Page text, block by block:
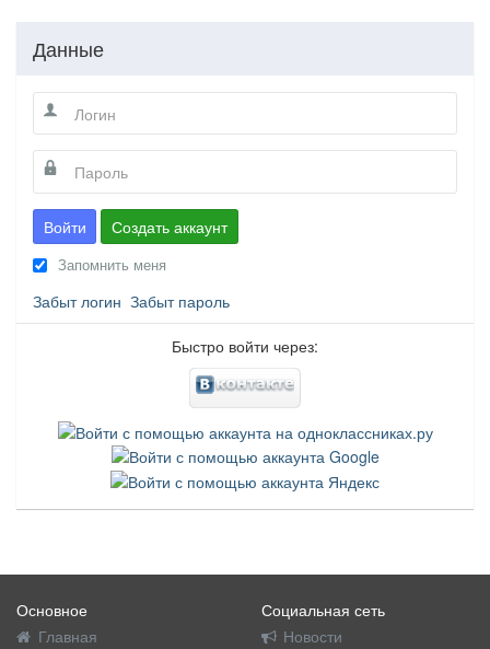
Данные
Войти Создать аккаунт
Запомнить меня
Забыт логин Забыт пароль
Быстро войти через:
Основное
Главная
Социальная сеть
Новости